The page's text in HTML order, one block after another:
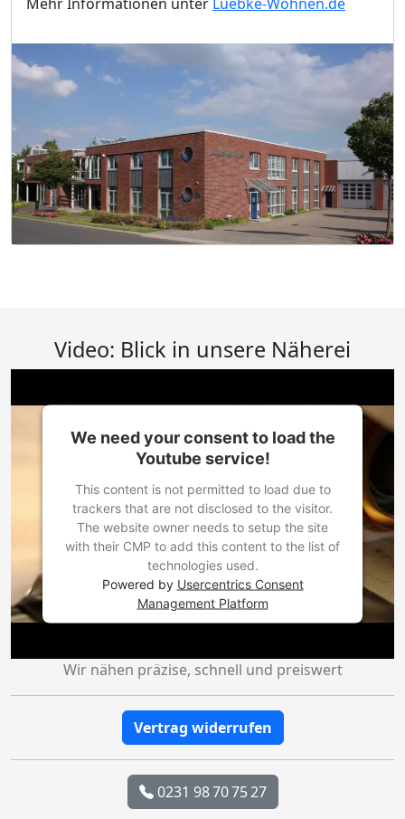
Video: Blick in unsere Näherei
We need your consent to load the
Youtube service!
This content is not permitted to load due to
trackers that are not disclosed to the visitor.
The website owner needs to setup the site
with their CMP to add this content to the list of
technologies used.
Powered by Usercentrics Consent
Management Platform
Wir nähen präzise, schnell und preiswert
Vertrag widerrufen
0231 98 70 75 27